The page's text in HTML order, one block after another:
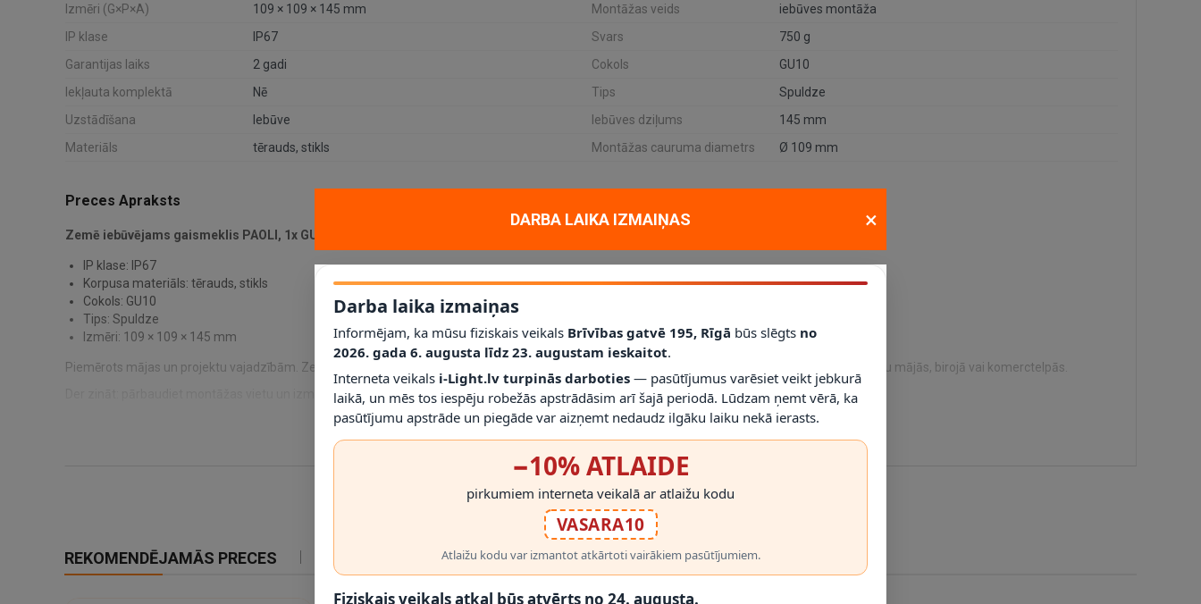
Izmēri (G×P×A)
109 × 109 × 145 mm Montāžas veids
iebūves montāža
IP klase
IP67 Svars
750 g
Garantijas laiks
2 gadi Cokols
GU10
Iekļauta komplektā
Nē Tips
Spuldze
Uzstādīšana
Iebūve Iebūves dziļums
145 mm
Materiāls
tērauds, stikls Montāžas cauruma diametrs Ø 109 mm
Preces Apraksts
Zemē iebūvējams gaismeklis PAOLI, 1x GU10, IP67
IP klase: IP67
Korpusa materiāls: tērauds, stikls
Cokols: GU10
Tips: Spuldze
Izmēri: 109 × 109 × 145 mm
Piemērots mājas un projektu vajadzībām. Zemē iebūvējams gaismeklis PAOLI, 1x GU10, IP67 palīdz izveidot uzticamu un viegli uzturamu risinājumu mājās, birojā vai komerctelpās.
Der zināt: pārbaudiet montāžas vietu un izmērus 109 × 109 × 145 mm; garantija: 2 gadi; kategorija: Iebūvējamie gaismekļi.
RĀDĪT VAIRĀK
REKOMENDĒJAMĀS PRECES IETEIKTIE PRODUKTI
DARBA LAIKA IZMAIŅAS ×
Darba laika izmaiņas
Informējam, ka mūsu fiziskais veikals Brīvības gatvē 195, Rīgā būs slēgts no
2026. gada 6. augusta līdz 23. augustam ieskaitot.
Interneta veikals i-Light.lv turpinās darboties — pasūtījumus varēsiet veikt jebkurā
laikā, un mēs tos iespēju robežās apstrādāsim arī šajā periodā. Lūdzam ņemt vērā, ka
pasūtījumu apstrāde un piegāde var aizņemt nedaudz ilgāku laiku nekā ierasts.
−10% ATLAIDE
pirkumiem interneta veikalā ar atlaižu kodu
VASARA10
Atlaižu kodu var izmantot atkārtoti vairākiem pasūtījumiem.
Fiziskais veikals atkal būs atvērts no 24. augusta.